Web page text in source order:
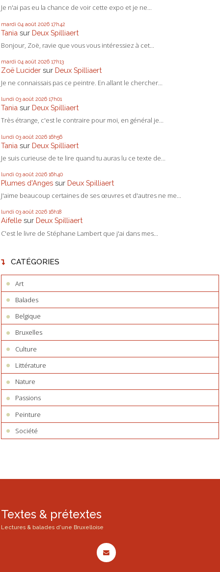
Je n'ai pas eu la chance de voir cette expo et je ne...
mardi 04 août 2026 17h42
Tania sur Deux Spilliaert
Bonjour, Zoë, ravie que vous vous intéressiez à cet...
mardi 04 août 2026 17h13
Zoë Lucider sur Deux Spilliaert
Je ne connaissais pas ce peintre. En allant le chercher...
lundi 03 août 2026 17h01
Tania sur Deux Spilliaert
Très étrange, c'est le contraire pour moi, en général je...
lundi 03 août 2026 16h56
Tania sur Deux Spilliaert
Je suis curieuse de te lire quand tu auras lu ce texte de...
lundi 03 août 2026 16h40
Plumes d'Anges sur Deux Spilliaert
J'aime beaucoup certaines de ses œuvres et d'autres ne me...
lundi 03 août 2026 16h18
Aifelle sur Deux Spilliaert
C'est le livre de Stéphane Lambert que j'ai dans mes...
CATÉGORIES
Art
Balades
Belgique
Bruxelles
Culture
Littérature
Nature
Passions
Peinture
Société
Textes & prétextes
Lectures & balades d'une Bruxelloise